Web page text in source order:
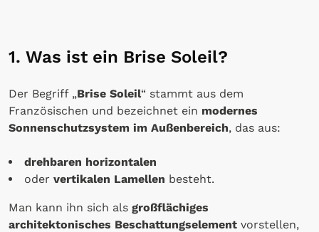
1. Was ist ein Brise Soleil?
Der Begriff „Brise Soleil“ stammt aus dem
Französischen und bezeichnet ein modernes
Sonnenschutzsystem im Außenbereich, das aus:
drehbaren horizontalen
oder vertikalen Lamellen besteht.
Man kann ihn sich als großflächiges
architektonisches Beschattungselement vorstellen,